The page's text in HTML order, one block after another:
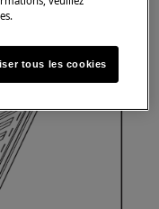
tous les cookies